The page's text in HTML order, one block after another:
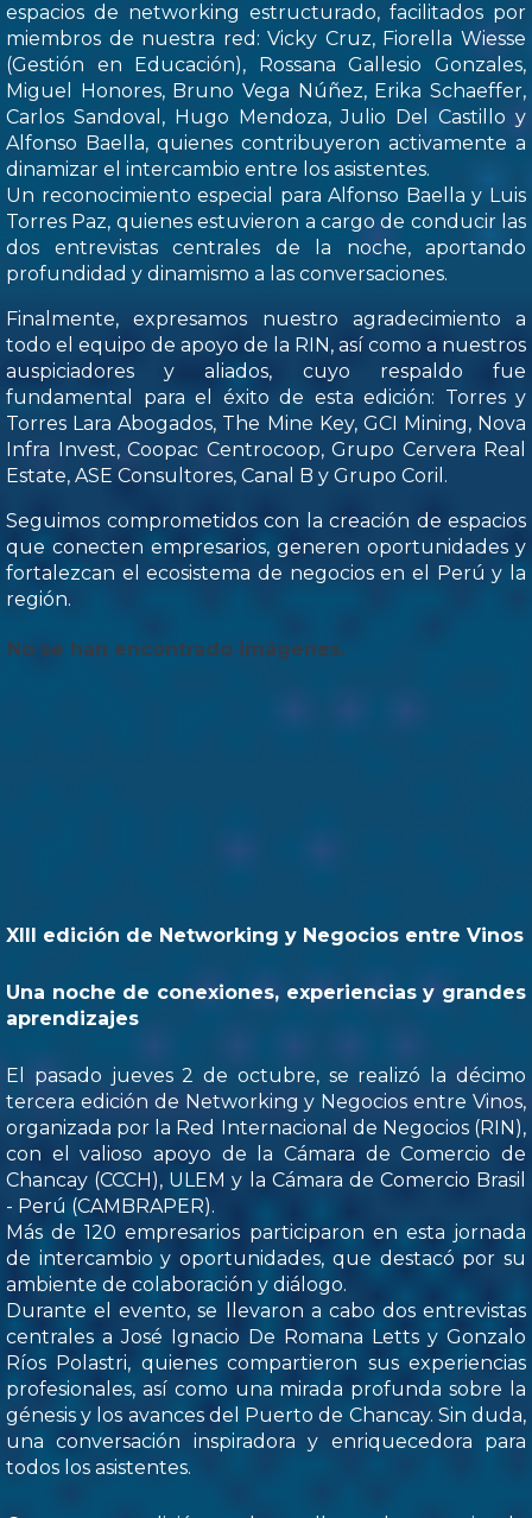
espacios de networking estructurado, facilitados por
miembros de nuestra red: Vicky Cruz, Fiorella Wiesse
(Gestión en Educación), Rossana Gallesio Gonzales,
Miguel Honores, Bruno Vega Núñez, Erika Schaeffer,
Carlos Sandoval, Hugo Mendoza, Julio Del Castillo y
Alfonso Baella, quienes contribuyeron activamente a
dinamizar el intercambio entre los asistentes.
Un reconocimiento especial para Alfonso Baella y Luis
Torres Paz, quienes estuvieron a cargo de conducir las
dos entrevistas centrales de la noche, aportando
profundidad y dinamismo a las conversaciones.
Finalmente, expresamos nuestro agradecimiento a
todo el equipo de apoyo de la RIN, así como a nuestros
auspiciadores y aliados, cuyo respaldo fue
fundamental para el éxito de esta edición: Torres y
Torres Lara Abogados, The Mine Key, GCI Mining, Nova
Infra Invest, Coopac Centrocoop, Grupo Cervera Real
Estate, ASE Consultores, Canal B y Grupo Coril.
Seguimos comprometidos con la creación de espacios
que conecten empresarios, generen oportunidades y
fortalezcan el ecosistema de negocios en el Perú y la
región.
No se han encontrado imágenes.
XIII edición de Networking y Negocios entre Vinos
Una noche de conexiones, experiencias y grandes
aprendizajes
El pasado jueves 2 de octubre, se realizó la décimo
tercera edición de Networking y Negocios entre Vinos,
organizada por la Red Internacional de Negocios (RIN),
con el valioso apoyo de la Cámara de Comercio de
Chancay (CCCH), ULEM y la Cámara de Comercio Brasil
- Perú (CAMBRAPER).
Más de 120 empresarios participaron en esta jornada
de intercambio y oportunidades, que destacó por su
ambiente de colaboración y diálogo.
Durante el evento, se llevaron a cabo dos entrevistas
centrales a José Ignacio De Romana Letts y Gonzalo
Ríos Polastri, quienes compartieron sus experiencias
profesionales, así como una mirada profunda sobre la
génesis y los avances del Puerto de Chancay. Sin duda,
una conversación inspiradora y enriquecedora para
todos los asistentes.